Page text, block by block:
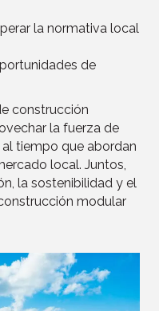
la normativa local
de
construcción
la fuerza de
tiempo que abordan
local. Juntos,
la sostenibilidad y el
modular